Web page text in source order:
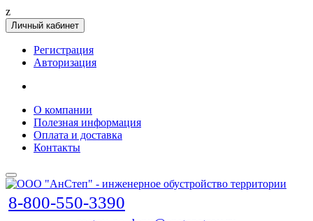
z
Личный кабинет
Регистрация
Авторизация
О компании
Полезная информация
Оплата и доставка
Контакты
8-800-550-3390